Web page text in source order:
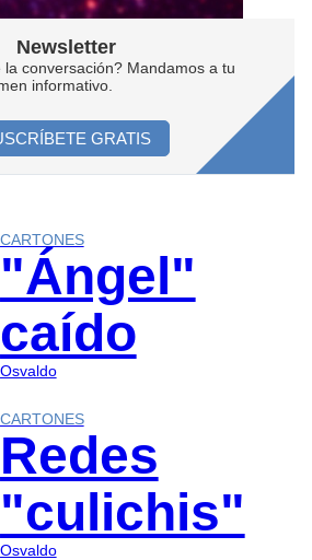
Newsletter
conversación? Mandamos a tu
informativo.
GRATIS
CARTONES
"Ángel"
caído
Osvaldo
CARTONES
Redes
"culichis"
Osvaldo